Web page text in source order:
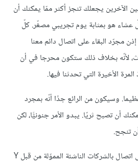
الآخرين يجعلك تنجز أكثر ممّا يمكنك أن
عشاء هو بمثابة يوم تجريبي مصغّر. كلّ
مجرّد البقاء على اتصال دائم معنا
لأنّه بخلاف ذلك ستكون محرجا في أن
الأخيرة التي تحدثنا فيها.
وسيكون من الرائع جدًا أنّه بمجرد
أن تصبح ثريّا. يبدو الأمر جنونيًّا، لكن
تنجح.
بالشركات الناشئة المموّلة من قبلY